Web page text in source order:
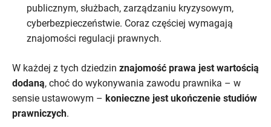
publicznym, służbach, zarządzaniu kryzysowym,
cyberbezpieczeństwie. Coraz częściej wymagają
znajomości regulacji prawnych.
W każdej z tych dziedzin znajomość prawa jest wartością
dodaną, choć do wykonywania zawodu prawnika – w
sensie ustawowym – konieczne jest ukończenie studiów
prawniczych.